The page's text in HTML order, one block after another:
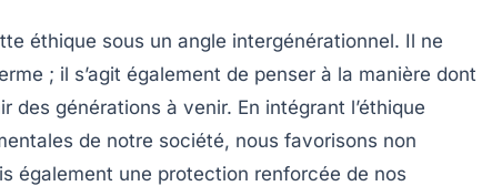
éthique sous un angle intergénérationnel. Il ne
; il s’agit également de penser à la manière dont
des générations à venir. En intégrant l’éthique
de notre société, nous favorisons non
également une protection renforcée de nos